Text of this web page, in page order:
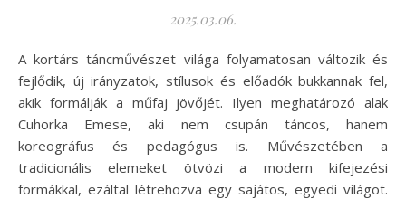
2025.03.06.
A kortárs táncművészet világa folyamatosan változik és
fejlődik, új irányzatok, stílusok és előadók bukkannak fel,
akik formálják a műfaj jövőjét. Ilyen meghatározó alak
Cuhorka Emese, aki nem csupán táncos, hanem
koreográfus és pedagógus is. Művészetében a
tradicionális elemeket ötvözi a modern kifejezési
formákkal, ezáltal létrehozva egy sajátos, egyedi világot.